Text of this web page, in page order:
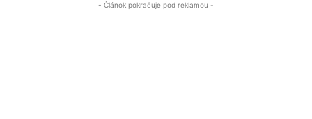
- Článok pokračuje pod reklamou -